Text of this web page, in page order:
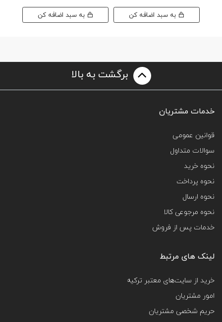
برگشت به بالا
خدمات مشتریان
قوانین عمومی
سوالات متداول
نحوه خرید
نحوه پرداخت
نحوه ارسال
نحوه مرجوعی کالا
خدمات پس از فروش
لینک های مرتبط
خرید از سایت‌های معتبر ترکیه
امور مشتریان
حریم شخصی مشتریان